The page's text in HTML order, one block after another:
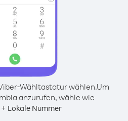
Wähltastatur wählen.Um
anzurufen, wähle wie
Lokale Nummer